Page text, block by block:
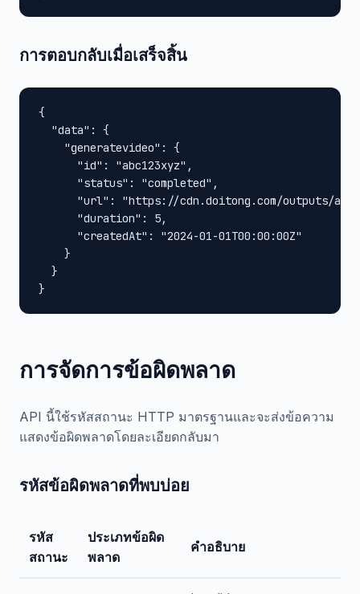
การตอบกลับเมื่อเสร็จสิ้น
{
  "data": {
    "generatevideo": {
      "id": "abc123xyz",
      "status": "completed",
"url": "https://cdn.doitong.com/outputs/
      "duration": 5,
      "createdAt": "2024-01-01T00:00:00Z"
    }
  }
}
การจัดการข้อผิดพลาด
API นี้ใช้รหัสสถานะ HTTP มาตรฐานและจะส่งข้อความ
แสดงข้อผิดพลาดโดยละเอียดกลับมา
รหัสข้อผิดพลาดที่พบบ่อย
รหัส
สถานะ
ประเภทข้อผิด
พลาด
คำอธิบาย